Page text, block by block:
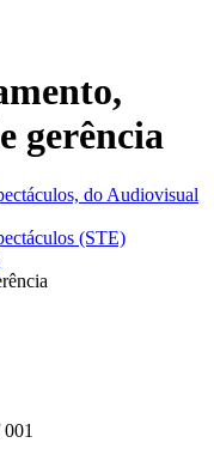
gerência
do Audiovisual
(STE)